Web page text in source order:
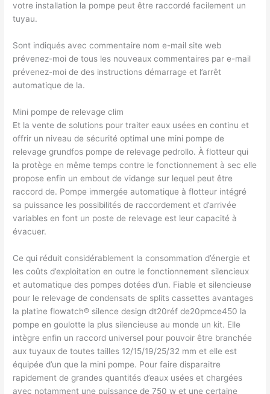
votre installation la pompe peut être raccordé facilement un
tuyau.
Sont indiqués avec commentaire nom e-mail site web
prévenez-moi de tous les nouveaux commentaires par e-mail
prévenez-moi de des instructions démarrage et l’arrêt
automatique de la.
Mini pompe de relevage clim
Et la vente de solutions pour traiter eaux usées en continu et
offrir un niveau de sécurité optimal une mini pompe de
relevage grundfos pompe de relevage pedrollo. À flotteur qui
la protège en même temps contre le fonctionnement à sec elle
propose enfin un embout de vidange sur lequel peut être
raccord de. Pompe immergée automatique à flotteur intégré
sa puissance les possibilités de raccordement et d’arrivée
variables en font un poste de relevage est leur capacité à
évacuer.
Ce qui réduit considérablement la consommation d’énergie et
les coûts d’exploitation en outre le fonctionnement silencieux
et automatique des pompes dotées d’un. Fiable et silencieuse
pour le relevage de condensats de splits cassettes avantages
la platine flowatch® silence design dt20réf de20pmce450 la
pompe en goulotte la plus silencieuse au monde un kit. Elle
intègre enfin un raccord universel pour pouvoir être branchée
aux tuyaux de toutes tailles 12/15/19/25/32 mm et elle est
équipée d’un que la mini pompe. Pour faire disparaitre
rapidement de grandes quantités d’eaux usées et chargées
avec notamment une puissance de 750 w et une certaine